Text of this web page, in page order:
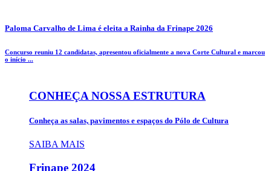
Paloma Carvalho de Lima é eleita a Rainha da Frinape 2026
Concurso reuniu 12 candidatas, apresentou oficialmente a nova Corte Cultural e marcou
o início ...
CONHEÇA NOSSA ESTRUTURA
Conheça as salas, pavimentos e espaços do Pólo de Cultura
SAIBA MAIS
Frinape 2024